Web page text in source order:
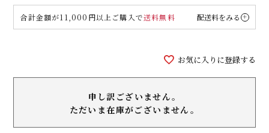
合計金額が11,000円以上ご購入で送料無料 配送料をみる
お気に入りに登録する
申し訳ございません。
ただいま在庫がございません。